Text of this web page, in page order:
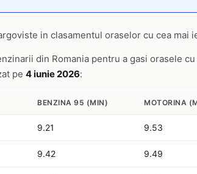
in clasamentul oraselor cu cea mai
din Romania pentru a gasi orasele
pe 4 iunie 2026:
BENZINA 95 (MIN) MOTORINA
9.21 9.53
9.42 9.49